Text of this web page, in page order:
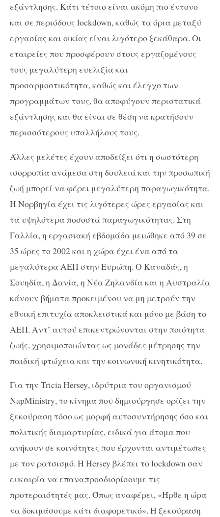
εξάντλησης. Κάτι τέτοιο είναι ακόμη πιο έντονο
και σε περιόδους lockdown, καθώς τα όρια μεταξύ
εργασίας και οικίας είναι λιγότερο ξεκάθαρα. Οι
εταιρείες που προσφέρουν στους εργαζομένους
τους μεγαλύτερη ευελιξία και
προσαρμοστικότητα, καθώς και έλεγχο των
προγραμμάτων τους, θα αποφύγουν περιστατικά
εξάντλησης και θα είναι σε θέση να κρατήσουν
περισσότερους υπαλλήλους τους.
Άλλες μελέτες έχουν αποδείξει ότι η σωστότερη
ισορροπία ανάμεσα στη δουλειά και την προσωπική
ζωή μπορεί να φέρει μεγαλύτερη παραγωγικότητα.
Η Νορβηγία έχει τις λιγότερες ώρες εργασίας και
τα υψηλότερα ποσοστά παραγωγικότητας. Στη
Γαλλία, η εργασιακή εβδομάδα μειώθηκε από 39 σε
35 ώρες το 2002 και η χώρα έχει ένα από τα
μεγαλύτερα ΑΕΠ στην Ευρώπη. Ο Καναδάς, η
Σουηδία, η Δανία, η Νέα Ζηλανδία και η Αυστραλία
κάνουν βήματα προκειμένου να μη μετρούν την
εθνική επιτυχία αποκλειστικά και μόνο με βάση το
ΑΕΠ. Αντ’ αυτού επικεντρώνονται στην ποιότητα
ζωής, χρησιμοποιώντας ως μονάδες μέτρησης την
παιδική φτώχεια και την κοινωνική κινητικότητα.
Για την TriciaHersey, ιδρύτρια του οργανισμού
NapMinistry, το κίνημα που δημιούργησε ορίζει την
ξεκούραση τόσο ως μορφή αυτοσυντήρησης όσο και
πολιτικής διαμαρτυρίας, ειδικά για άτομα που
ανήκουν σε κοινότητες που έρχονται αντιμέτωπες
με τον ρατσισμό. Η Hersey βλέπει τοlockdownσαν
ευκαιρία να επαναπροσδιορίσουμε τις
προτεραιότητές μας. Όπως αναφέρει, «Ήρθε η ώρα
να δοκιμάσουμε κάτι διαφορετικό». Η ξεκούραση